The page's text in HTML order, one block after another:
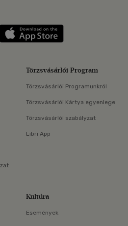
ona LinkedInen
applikáció Szerezd meg: Google
Törzsvásárlói Program
Törzsvásárlói Programunkról
Törzsvásárlói Kártya egyenlege
Törzsvásárlói szabályzat
Libri App
Kultúra
Események